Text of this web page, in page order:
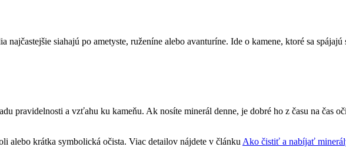
siahajú po ametyste, ruženíne alebo avanturíne. Ide o kamene, ktoré sa
pravidelnosti a vzťahu ku kameňu. Ak nosíte minerál denne, je dobré ho z času na čas
alebo krátka symbolická očista. Viac detailov nájdete v článku Ako čistiť a nabíjať